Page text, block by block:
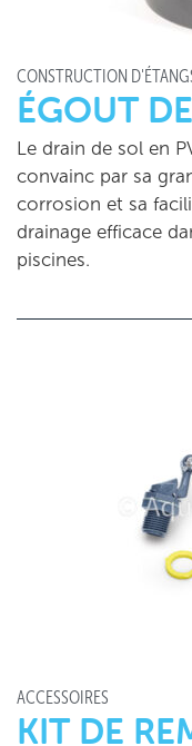
CONSTRUCTION
ÉGOUT
Le drain de sol en
convainc par sa
corrosion et sa
drainage efficace
piscines.
ACCESSOIRES
KIT DE